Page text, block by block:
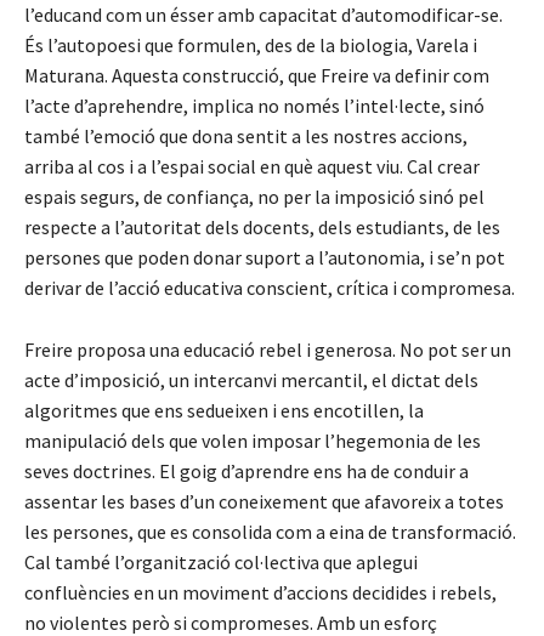
l’educand com un ésser amb capacitat d’automodificar-se.
És l’autopoesi que formulen, des de la biologia, Varela i
Maturana. Aquesta construcció, que Freire va definir com
l’acte d’aprehendre, implica no només l’intel·lecte, sinó
també l’emoció que dona sentit a les nostres accions,
arriba al cos i a l’espai social en què aquest viu. Cal crear
espais segurs, de confiança, no per la imposició sinó pel
respecte a l’autoritat dels docents, dels estudiants, de les
persones que poden donar suport a l’autonomia, i se’n pot
derivar de l’acció educativa conscient, crítica i compromesa.
Freire proposa una educació rebel i generosa. No pot ser un
acte d’imposició, un intercanvi mercantil, el dictat dels
algoritmes que ens sedueixen i ens encotillen, la
manipulació dels que volen imposar l’hegemonia de les
seves doctrines. El goig d’aprendre ens ha de conduir a
assentar les bases d’un coneixement que afavoreix a totes
les persones, que es consolida com a eina de transformació.
Cal també l’organització col·lectiva que aplegui
confluències en un moviment d’accions decidides i rebels,
no violentes però si compromeses. Amb un esforç